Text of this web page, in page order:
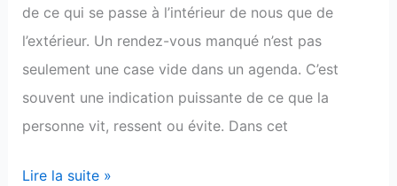
de ce qui se passe à l’intérieur de nous que de
l’extérieur. Un rendez-vous manqué n’est pas
seulement une case vide dans un agenda. C’est
souvent une indication puissante de ce que la
personne vit, ressent ou évite. Dans cet
Lire la suite »